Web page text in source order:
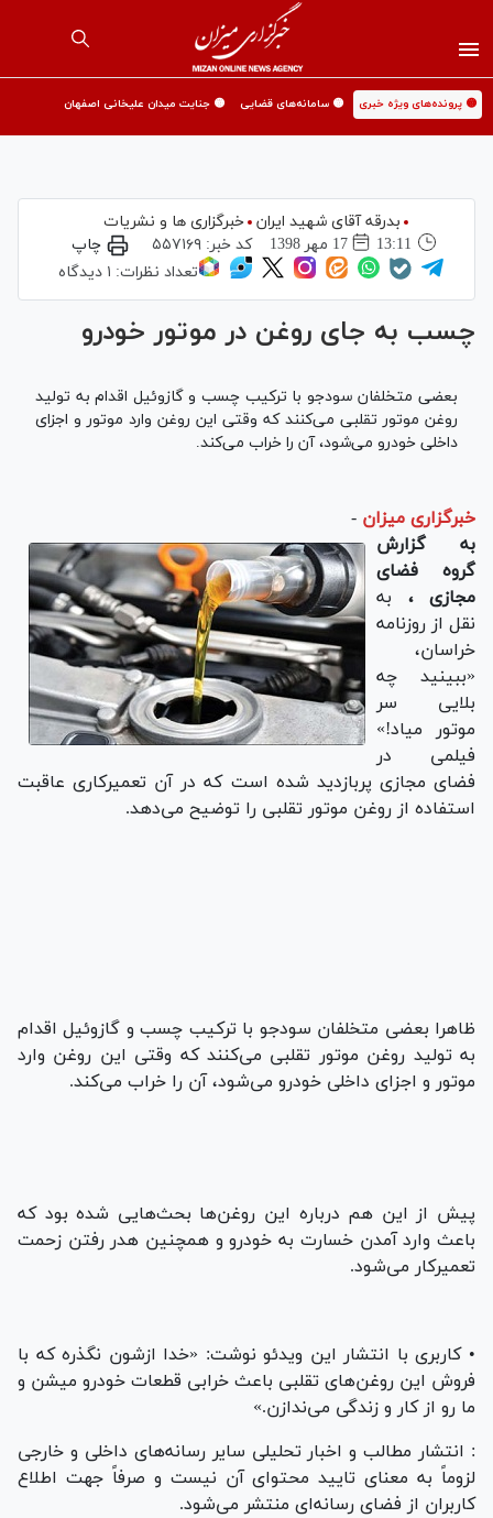
🟡 پرونده‌های ویژه خبری 🟡 سامانه‌های قضایی 🟡 جنایت میدان علیخانی اصفهان
بدرقه آقای شهید ایران
خبرگزاری ها و نشریات
13:11
17 مهر 1398 کد خبر:۵۵۷۱۶۹
چاپ
تعداد نظرات: ۱ دیدگاه
چسب به جای روغن در موتور خودرو
بعضی متخلفان سودجو با ترکیب چسب و گازوئیل اقدام به تولید
روغن موتور تقلبی می‌کنند که وقتی این روغن وارد موتور و اجزای
داخلی خودرو می‌شود، آن را خراب می‌کند.
خبرگزاری میزان -
به گزارش
گروه فضای
مجازی ، به
نقل از روزنامه
خراسان،
«ببینید چه
بلایی سر
موتور میاد!»
فیلمی در
فضای مجازی پربازدید شده است که در آن تعمیرکاری عاقبت
استفاده از روغن موتور تقلبی را توضیح می‌دهد.
ظاهرا بعضی متخلفان سودجو با ترکیب چسب و گازوئیل اقدام
به تولید روغن موتور تقلبی می‌کنند که وقتی این روغن وارد
موتور و اجزای داخلی خودرو می‌شود، آن را خراب می‌کند.
پیش از این هم درباره این روغن‌ها بحث‌هایی شده بود که
باعث وارد آمدن خسارت به خودرو و همچنین هدر رفتن زحمت
تعمیرکار می‌شود.
• کاربری با انتشار این ویدئو نوشت: «خدا ازشون نگذره که با
فروش این روغن‌های تقلبی باعث خرابی قطعات خودرو میشن و
ما رو از کار و زندگی می‌ندازن.»
: انتشار مطالب و اخبار تحلیلی سایر رسانه‌های داخلی و خارجی
لزوماً به معنای تایید محتوای آن نیست و صرفاً جهت اطلاع
کاربران از فضای رسانه‌ای منتشر می‌شود.